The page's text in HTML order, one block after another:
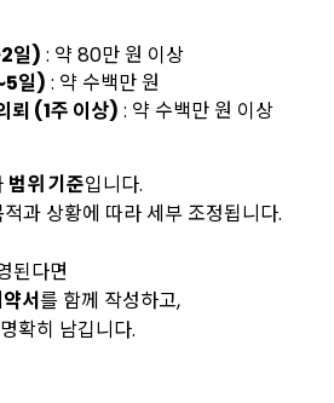
일) : 약 80만 원 이상
일) : 약 수백만 원
뢰 (1주 이상) : 약 수백만 원 이상
범위 기준입니다.
과 상황에 따라 세부 조정됩니다.
된다면
서를 함께 작성하고,
확히 남깁니다.